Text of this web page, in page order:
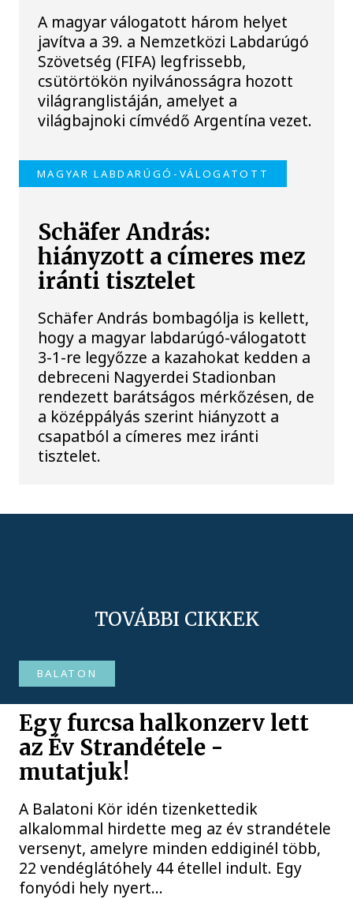
A magyar válogatott három helyet
javítva a 39. a Nemzetközi Labdarúgó
Szövetség (FIFA) legfrissebb,
csütörtökön nyilvánosságra hozott
világranglistáján, amelyet a
világbajnoki címvédő Argentína vezet.
MAGYAR LABDARÚGÓ-VÁLOGATOTT
Schäfer András:
hiányzott a címeres mez
iránti tisztelet
Schäfer András bombagólja is kellett,
hogy a magyar labdarúgó-válogatott
3-1-re legyőzze a kazahokat kedden a
debreceni Nagyerdei Stadionban
rendezett barátságos mérkőzésen, de
a középpályás szerint hiányzott a
csapatból a címeres mez iránti
tisztelet.
TOVÁBBI CIKKEK
BALATON
Egy furcsa halkonzerv lett
az Év Strandétele -
mutatjuk!
A Balatoni Kör idén tizenkettedik
alkalommal hirdette meg az év strandétele
versenyt, amelyre minden eddiginél több,
22 vendéglátóhely 44 étellel indult. Egy
fonyódi hely nyert...